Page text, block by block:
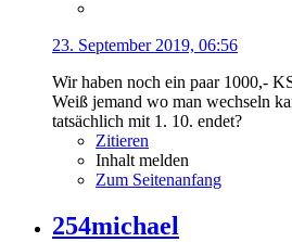
23. September 2019, 06:56
Wir haben noch ein paar 1000,-
Weiß jemand wo man wechseln
tatsächlich mit 1. 10. endet?
Zitieren
Inhalt melden
Zum Seitenanfang
254michael